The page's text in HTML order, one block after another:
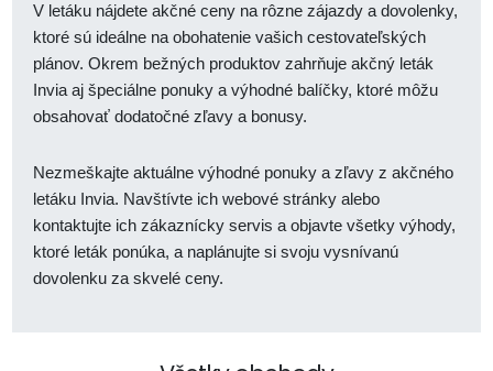
V letáku nájdete akčné ceny na rôzne zájazdy a dovolenky,
ktoré sú ideálne na obohatenie vašich cestovateľských
plánov. Okrem bežných produktov zahrňuje akčný leták
Invia aj špeciálne ponuky a výhodné balíčky, ktoré môžu
obsahovať dodatočné zľavy a bonusy.
Nezmeškajte aktuálne výhodné ponuky a zľavy z akčného
letáku Invia. Navštívte ich webové stránky alebo
kontaktujte ich zákaznícky servis a objavte všetky výhody,
ktoré leták ponúka, a naplánujte si svoju vysnívanú
dovolenku za skvelé ceny.